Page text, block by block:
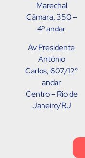
Marechal
Câmara, 350 –
4º andar
Av Presidente
Antônio
Carlos, 607/12°
andar
Centro – Rio de
Janeiro/RJ